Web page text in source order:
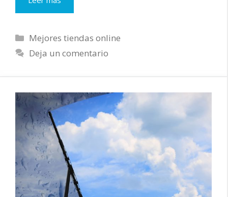
los
Escritorios
Elevables
Top
y
Estilo
en
Oficina
Categorías
Mejores tiendas online
Deja un comentario